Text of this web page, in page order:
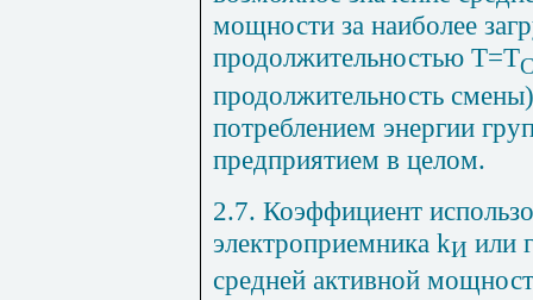
мощности за наиболее
продолжительностью Т=Т
продолжительность
потреблением энергии
предприятием в целом.
2.7. Коэффициент
электроприемника kИ или
средней активной